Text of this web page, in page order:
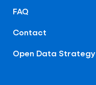
FAQ
Contact
Open Data Strategy